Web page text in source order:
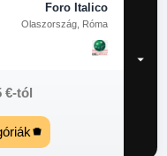
Foro Italico
Olaszország, Róma
€-tól